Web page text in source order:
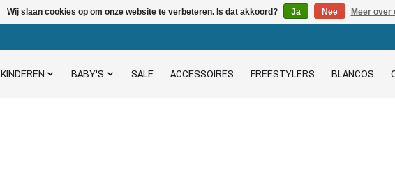
KINDEREN BABY'S SALE ACCESSOIRES FREESTYLERS BLANCOS
Wij slaan cookies op om onze website te verbeteren. Is dat akkoord? Ja Nee Meer over